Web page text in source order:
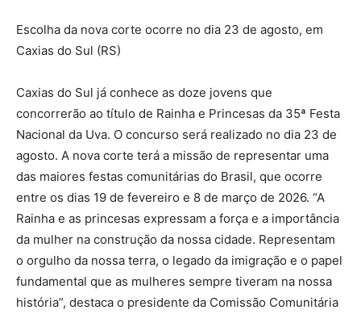
Escolha da nova corte ocorre no dia 23 de agosto, em
Caxias do Sul (RS)
Caxias do Sul já conhece as doze jovens que
concorrerão ao título de Rainha e Princesas da 35ª Festa
Nacional da Uva. O concurso será realizado no dia 23 de
agosto. A nova corte terá a missão de representar uma
das maiores festas comunitárias do Brasil, que ocorre
entre os dias 19 de fevereiro e 8 de março de 2026. “A
Rainha e as princesas expressam a força e a importância
da mulher na construção da nossa cidade. Representam
o orgulho da nossa terra, o legado da imigração e o papel
fundamental que as mulheres sempre tiveram na nossa
história”, destaca o presidente da Comissão Comunitária